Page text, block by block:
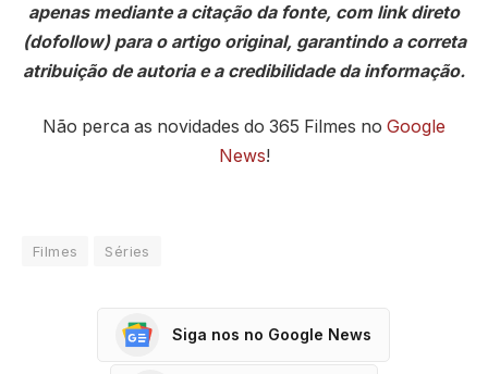
apenas mediante a citação da fonte, com link direto
(dofollow) para o artigo original, garantindo a correta
atribuição de autoria e a credibilidade da informação.
Não perca as novidades do 365 Filmes no Google
News!
Filmes Séries
Siga nos no Google News